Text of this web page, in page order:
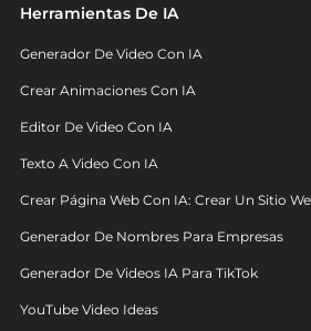
Herramientas De IA
Generador De Video Con IA
Crear Animaciones Con IA
Editor De Video Con IA
Texto A Video Con IA
Crear Página Web Con IA: Crear Un Sitio
Generador De Nombres Para Empresas
Generador De Videos IA Para TikTok
YouTube Video Ideas